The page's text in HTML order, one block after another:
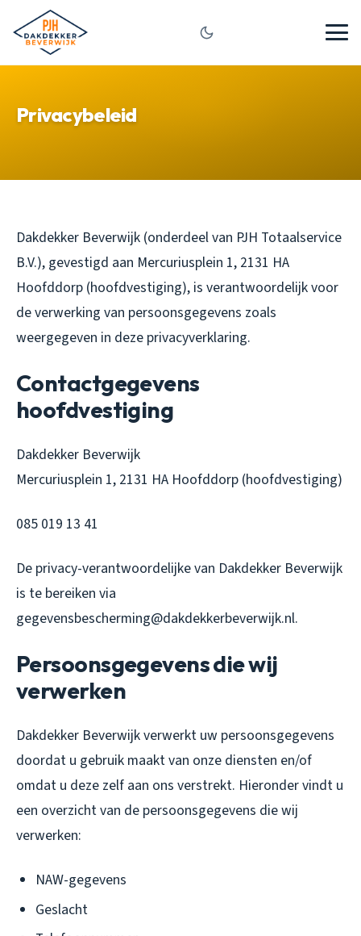
Privacybeleid
Dakdekker Beverwijk (onderdeel van PJH Totaalservice
B.V.), gevestigd aan Mercuriusplein 1, 2131 HA
Hoofddorp (hoofdvestiging), is verantwoordelijk voor
de verwerking van persoonsgegevens zoals
weergegeven in deze privacyverklaring.
Contactgegevens
hoofdvestiging
Dakdekker Beverwijk
Mercuriusplein 1, 2131 HA Hoofddorp (hoofdvestiging)
085 019 13 41
De privacy-verantwoordelijke van Dakdekker Beverwijk
is te bereiken via
gegevensbescherming@dakdekkerbeverwijk.nl.
Persoonsgegevens die wij
verwerken
Dakdekker Beverwijk verwerkt uw persoonsgegevens
doordat u gebruik maakt van onze diensten en/of
omdat u deze zelf aan ons verstrekt. Hieronder vindt u
een overzicht van de persoonsgegevens die wij
verwerken:
NAW-gegevens
Geslacht